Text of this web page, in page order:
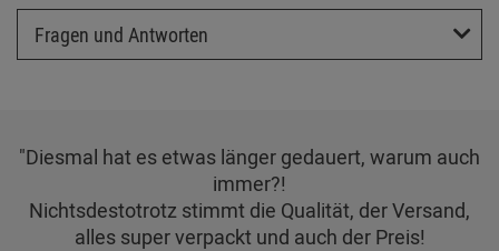
Fragen und Antworten
"Diesmal hat es etwas länger gedauert, warum auch
immer?!
Nichtsdestotrotz stimmt die Qualität, der Versand,
alles super verpackt und auch der Preis!